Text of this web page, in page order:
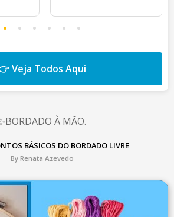
Veja Todos Aqui
À MÃO.
BÁSICOS DO BORDADO LIVRE
By Renata Azevedo